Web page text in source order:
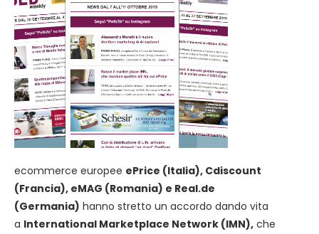
ecommerce europee ePrice (Italia), Cdiscount
(Francia), eMAG (Romania) e Real.de
(Germania) hanno stretto un accordo dando vita
a International Marketplace Network (IMN), che